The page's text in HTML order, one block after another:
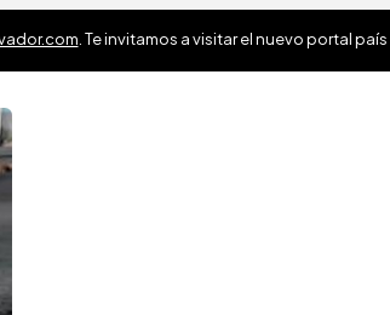
. Te invitamos a visitar el nuevo portal